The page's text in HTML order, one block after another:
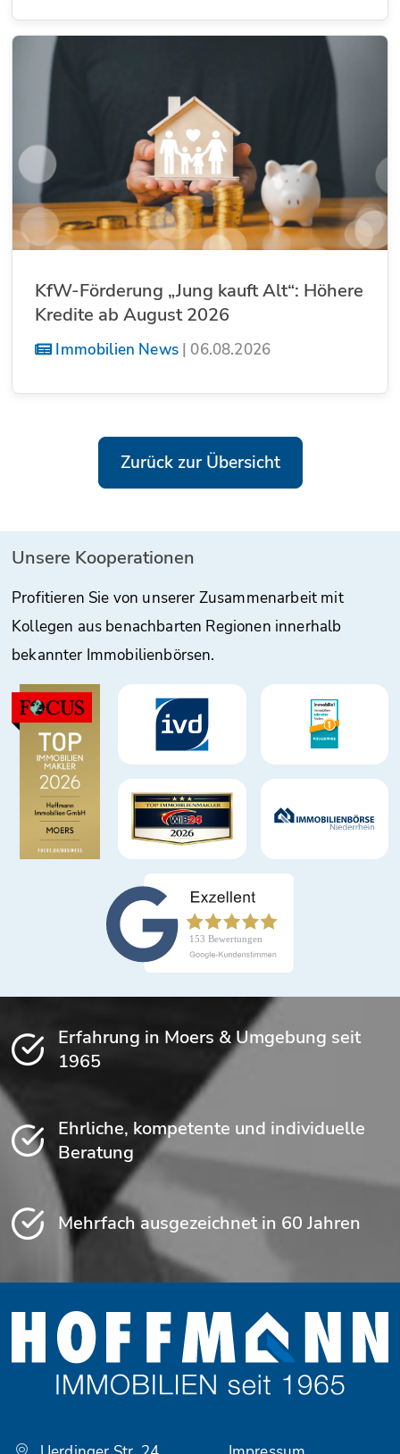
KfW-Förderung „Jung kauft Alt“: Höhere
Kredite ab August 2026
Immobilien News| 06.08.2026
Zurück zur Übersicht
Unsere Kooperationen
Profitieren Sie von unserer Zusammenarbeit mit
Kollegen aus benachbarten Regionen innerhalb
bekannter Immobilienbörsen.
Erfahrung in Moers & Umgebung seit
1965
Ehrliche, kompetente und individuelle
Beratung
Mehrfach ausgezeichnet in 60 Jahren